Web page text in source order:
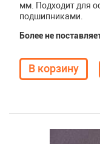
мм. Подходит для
подшипниками.
Более не